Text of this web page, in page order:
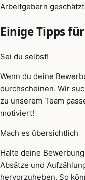
Arbeitgebern
Einige Tipps
Sei du selbst!
Wenn du deine
durchscheinen. Wir
zu unserem Team
motiviert!
Mach es übersichtlich
Halte deine
Absätze und
hervorzuheben. So